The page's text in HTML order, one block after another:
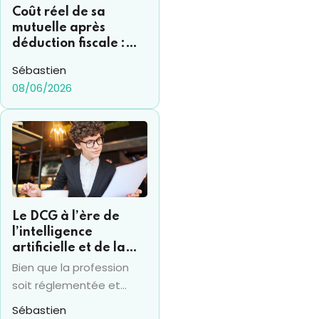
Coût réel de sa
mutuelle après
déduction fiscale :
retrouver ?
Sébastien
08/06/2026
Le DCG à l’ère de
l’intelligence
artificielle et de la
RSE : ce que change
le nouvel arrêté 2025
Bien que la profession
soit réglementée et
qu’elle traîne une image
Sébastien